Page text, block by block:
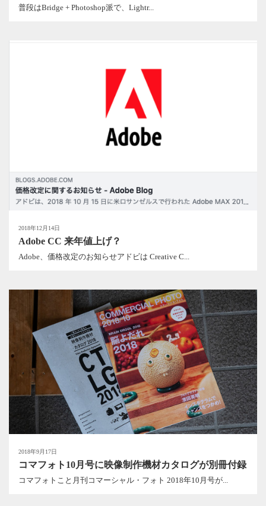
普段はBridge + Photoshop派で、Lightr...
2018年12月14日
Adobe CC 来年値上げ？
Adobe、価格改定のお知らせアドビは Creative C...
2018年9月17日
コマフォト10月号に映像制作機材カタログが別冊付録
コマフォトこと月刊コマーシャル・フォト 2018年10月号が...